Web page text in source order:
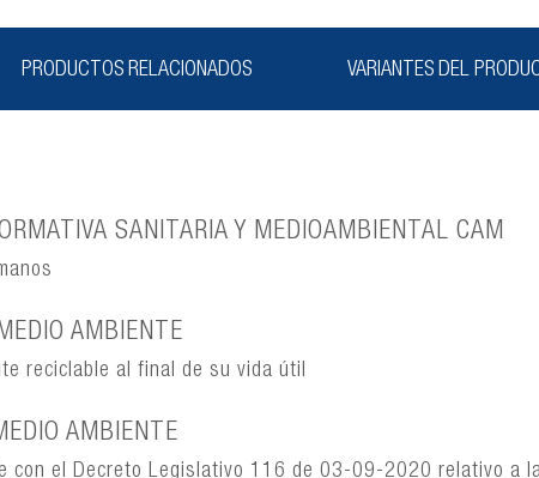
PRODUCTOS RELACIONADOS VARIANTES DEL
SANITARIA Y MEDIOAMBIENTAL CAM
AMBIENTE
reciclable al final de su vida útil
AMBIENTE
con el Decreto Legislativo 116 de 03-09-2020 relativo a